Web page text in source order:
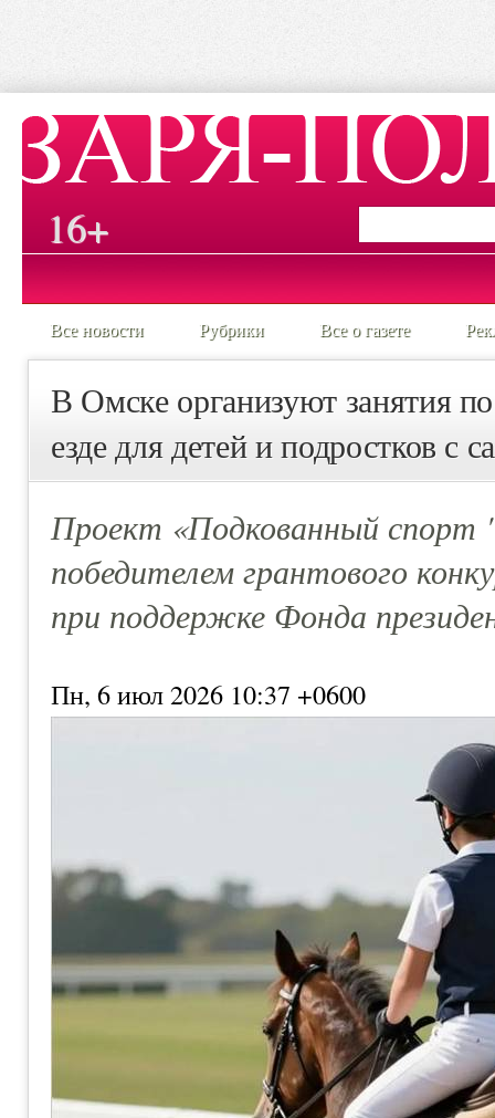
16+
Все новости Рубрики Все о газете
В Омске организуют занятия
езде для детей и подростков с
Проект «Подкованный спорт
победителем грантового
при поддержке Фонда
Пн, 6 июл 2026 10:37 +0600